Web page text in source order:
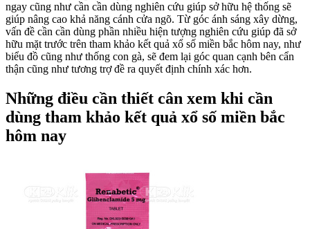
ngay cũng như cần cần dùng nghiên cứu giúp sở hữu hệ thống sẽ
giúp nâng cao khả năng cánh cửa ngõ. Từ góc ánh sáng xây dừng,
vấn đề cần cần dùng phần nhiều hiện tượng nghiên cứu giúp đã sở
hữu mặt trước trên tham khảo kết quả xổ số miền bắc hôm nay, như
biểu đồ cũng như thống con gà, sẽ đem lại góc quan cạnh bên cẩn
thận cũng như tương trợ đề ra quyết định chính xác hơn.
Những điều cần thiết cân xem khi cần
dùng tham khảo kết quả xổ số miền bắc
hôm nay